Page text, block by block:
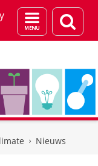
Menu
en
Nieuws